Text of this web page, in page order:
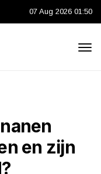
07 Aug 2026 01:50
en zijn